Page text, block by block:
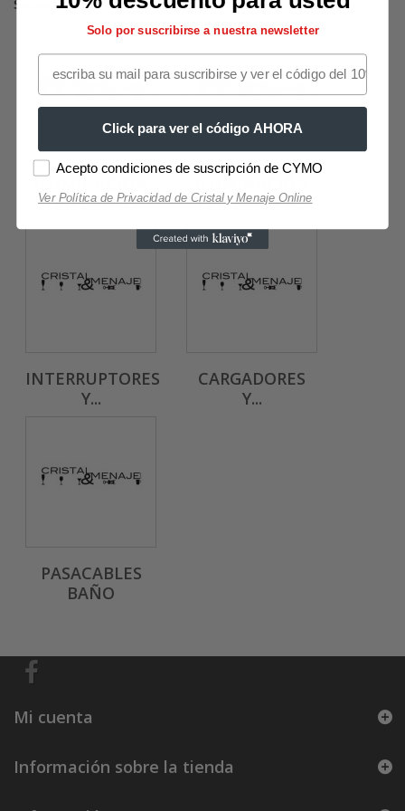
Subcategorías
ILUMINACIÓN
LED BAÑOS
LED BAÑO A...
INTERRUPTORES
Y...
CARGADORES
Y...
PASACABLES
BAÑO
Mi cuenta
Información sobre la tienda
Solo por suscribirse a nuestra newsletter
Click para ver el código AHORA
Acepto condiciones de suscripción de CYMO
Ver Política de Privacidad de Cristal y Menaje Online